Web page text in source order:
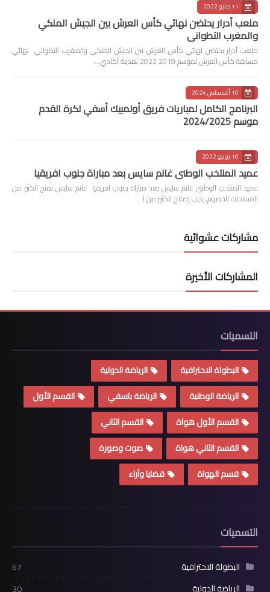
11 مايو 2022
ملعب أدرار يحتضن نهائي كأس العرش بين الجيش الملكي
والمغرب التطواني
ملعب أدرار يحتضن نهائي كأس العرش بين الجيش الملكي والمغرب التطواني نهائي
مسابقة كأس العرش لموسم 2019 2022 بمدينة أكادي…
10 أغسطس 2024
البرنامج الكامل لمباريات فريق أولمبيك أسفي لكرة القدم
موسم 2024/2025
10 يونيو 2022
عميد المنتخب الوطني غانم سايس بعد مباراة جنوب افريقيا
عميد المنتخب الوطني غانم سايس بعد مباراة جنوب افريقيا غانم سايس نمنح الكثير من
المساحات للخصوم، يجب إصلاح الكثير من ا…
مشاركات عشوائية
المشاركات الأخيرة
التسميات
البطولة الاحترافية
الرياضة الدولية
الرياضة الوطنية
الرياضة باسفي
القسم الأول
القسم الأول هواة
القسم الثاني
القسم الثاني هواة
صوت وصورة
قسم الهواة
قضايا وآراء
التسميات
البطولة الاحترافية
67
الرياضة الدولية